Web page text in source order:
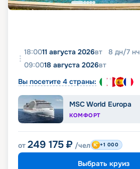
18:0011 августа 2026вт 8 дн/7 нч
09:0018 августа 2026вт
Вы посетите 4 страны:
MSC World Europa
КОМФОРТ
от 249 175 ₽ /чел +1 000
Выбрать круиз